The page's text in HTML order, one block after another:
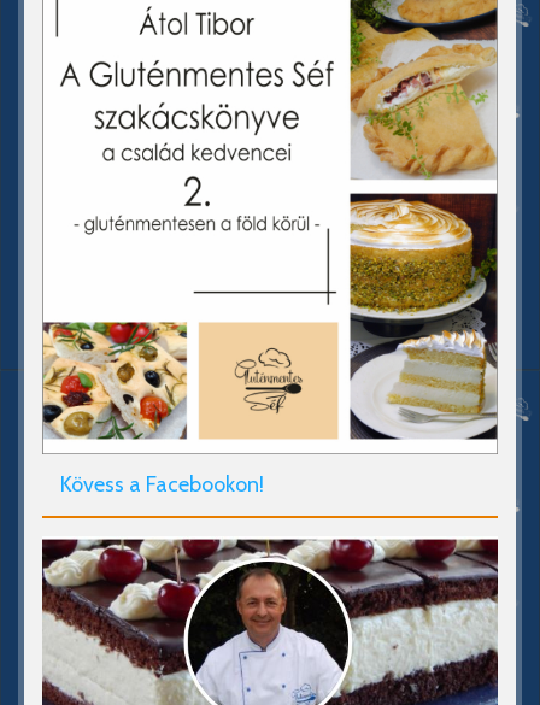
Kövess a Facebookon!